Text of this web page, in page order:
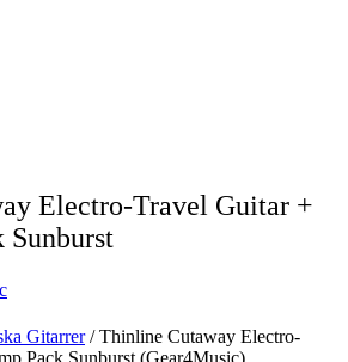
Electro-Travel Guitar +
Sunburst
Gitarrer/ Thinline Cutaway Electro-